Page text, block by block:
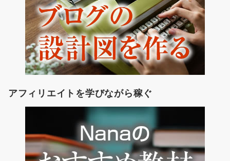
アフィリエイトを学びながら稼ぐ